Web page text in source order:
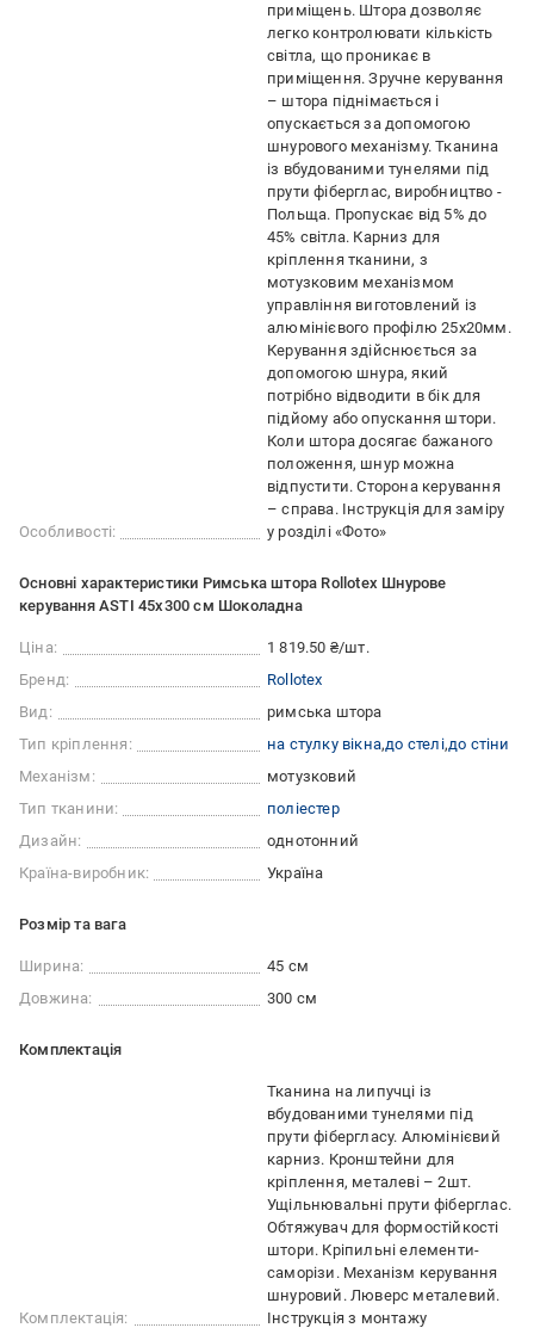
Особливості:
приміщень. Штора дозволяє
легко контролювати кількість
світла, що проникає в
приміщення. Зручне керування
– штора піднімається і
опускається за допомогою
шнурового механізму. Тканина
із вбудованими тунелями під
прути фіберглас, виробництво -
Польща. Пропускає від 5% до
45% світла. Карниз для
кріплення тканини, з
мотузковим механізмом
управління виготовлений із
алюмінієвого профілю 25х20мм.
Керування здійснюється за
допомогою шнура, який
потрібно відводити в бік для
підйому або опускання штори.
Коли штора досягає бажаного
положення, шнур можна
відпустити. Сторона керування
– справа. Інструкція для заміру
у розділі «Фото»
Основні характеристики Римська штора Rollotex Шнурове
керування ASTI 45x300 см Шоколадна
Ціна:
1 819.50 ₴/шт.
Бренд:
Rollotex
Вид:
римська штора
Тип кріплення:
на стулку вікна до стелі до стіни
Механізм:
мотузковий
Тип тканини:
поліестер
Дизайн:
однотонний
Країна-виробник:
Україна
Розмір та вага
Ширина:
45 см
Довжина:
300 см
Комплектація
Комплектація:
Тканина на липучці із
вбудованими тунелями під
прути фібергласу. Алюмінієвий
карниз. Кронштейни для
кріплення, металеві – 2шт.
Ущільнювальні прути фіберглас.
Обтяжувач для формостійкості
штори. Кріпильні елементи-
саморізи. Механізм керування
шнуровий. Люверс металевий.
Інструкція з монтажу